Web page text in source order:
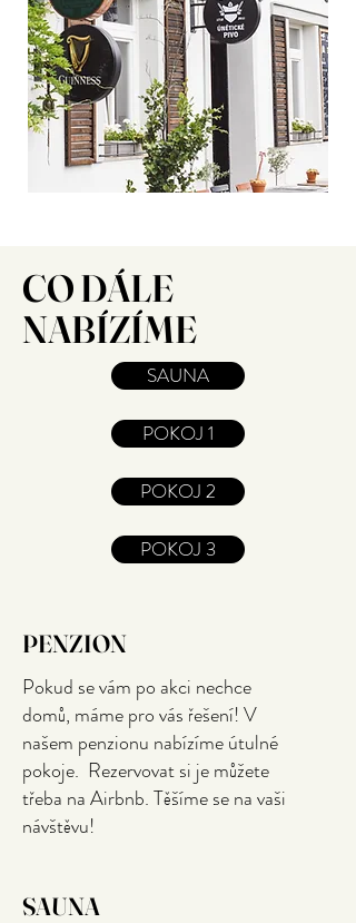
CO DÁLE
NABÍZÍME
SAUNA
POKOJ 1
POKOJ 2
POKOJ 3
PENZION
Pokud se vám po akci nechce
domů, máme pro vás řešení! V
našem penzionu nabízíme útulné
pokoje. Rezervovat si je můžete
třeba na Airbnb. Těšíme se na vaši
návštěvu!
SAUNA